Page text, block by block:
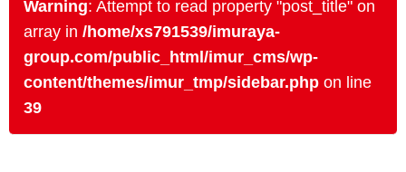
Warning: Attempt to read property "post_title" on
array in /home/xs791539/imuraya-
group.com/public_html/imur_cms/wp-
content/themes/imur_tmp/sidebar.php on line
39